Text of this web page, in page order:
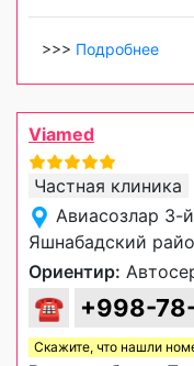
>>> Подробнее
Viamed
Частная клиника
Авиасозлар 3-
Яшнабадский
Ориентир:
☎ +998-
Скажите, что нашли